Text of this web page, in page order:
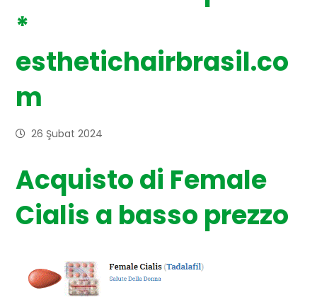
*
esthetichairbrasil.co
m
26 Şubat 2024
Acquisto di Female
Cialis a basso prezzo